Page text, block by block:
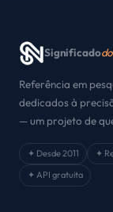
Significado
Referência em
dedicados à
— um projeto de
✦ Desde 2011 ✦
✦ API gratuita